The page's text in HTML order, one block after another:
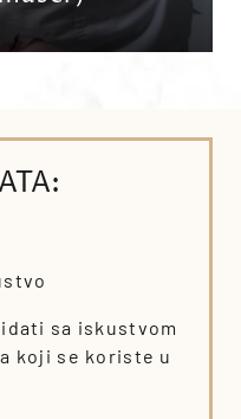
sa iskustvom
koji se koriste u